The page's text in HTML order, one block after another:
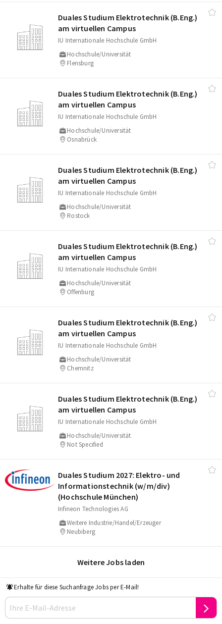
Duales Studium Elektrotechnik (B.Eng.)
am virtuellen Campus
IU Internationale Hochschule GmbH
Hochschule/Universität
Flensburg
Duales Studium Elektrotechnik (B.Eng.)
am virtuellen Campus
IU Internationale Hochschule GmbH
Hochschule/Universität
Osnabrück
Duales Studium Elektrotechnik (B.Eng.)
am virtuellen Campus
IU Internationale Hochschule GmbH
Hochschule/Universität
Rostock
Duales Studium Elektrotechnik (B.Eng.)
am virtuellen Campus
IU Internationale Hochschule GmbH
Hochschule/Universität
Offenburg
Duales Studium Elektrotechnik (B.Eng.)
am virtuellen Campus
IU Internationale Hochschule GmbH
Hochschule/Universität
Chemnitz
Duales Studium Elektrotechnik (B.Eng.)
am virtuellen Campus
IU Internationale Hochschule GmbH
Hochschule/Universität
Not Specified
Duales Studium 2027: Elektro- und
Informationstechnik (w/​m/​div)
(Hochschule München)
Infineon Technologies AG
Weitere Industrie/Handel/Erzeuger
Neubiberg
Weitere Jobs laden
Erhalte für diese Suchanfrage Jobs per E-Mail!